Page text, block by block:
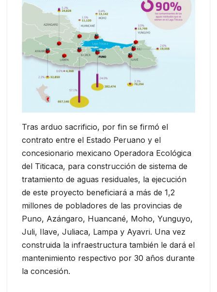
Tras arduo sacrificio, por fin se firmó el
contrato entre el Estado Peruano y el
concesionario mexicano Operadora Ecológica
del Titicaca, para construcción de sistema de
tratamiento de aguas residuales, la ejecución
de este proyecto beneficiará a más de 1,2
millones de pobladores de las provincias de
Puno, Azángaro, Huancané, Moho, Yunguyo,
Juli, Ilave, Juliaca, Lampa y Ayavri. Una vez
construida la infraestructura también le dará el
mantenimiento respectivo por 30 años durante
la concesión.